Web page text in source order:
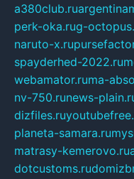
a380club.ru
perk-oka.rug-
naruto-x.ru
spayderhed-2022.ru
webamator.ruma-
nv-750.runews-
dizfiles.ru
planeta-samara.ru
matrasy-kemerovo.ru
dotcustoms.ru